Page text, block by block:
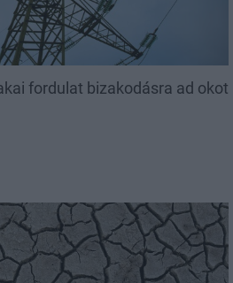
fordulat bizakodásra ad okot